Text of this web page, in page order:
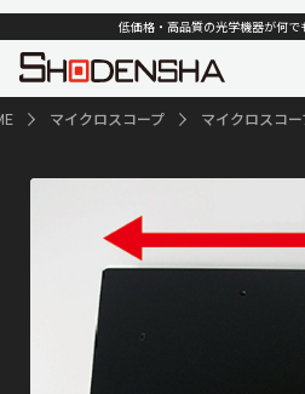
低価格・高品質の光学機器が何で
マイクロスコープ マイクロスコ